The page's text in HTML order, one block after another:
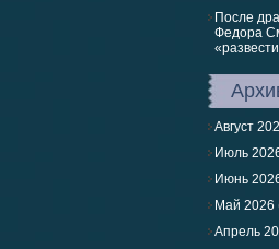
После
Федора
Август
Июль
Июнь
Май 2026
Апрель